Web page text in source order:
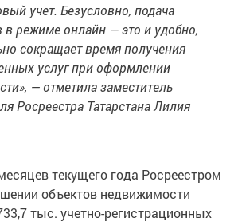
учет. Безусловно, подача
в режиме онлайн — это и удобно,
сокращает время получения
услуг при оформлении
— отметила заместитель
Росреестра Татарстана Лилия
текущего года Росреестром
объектов недвижимости
тыс. учетно-регистрационных